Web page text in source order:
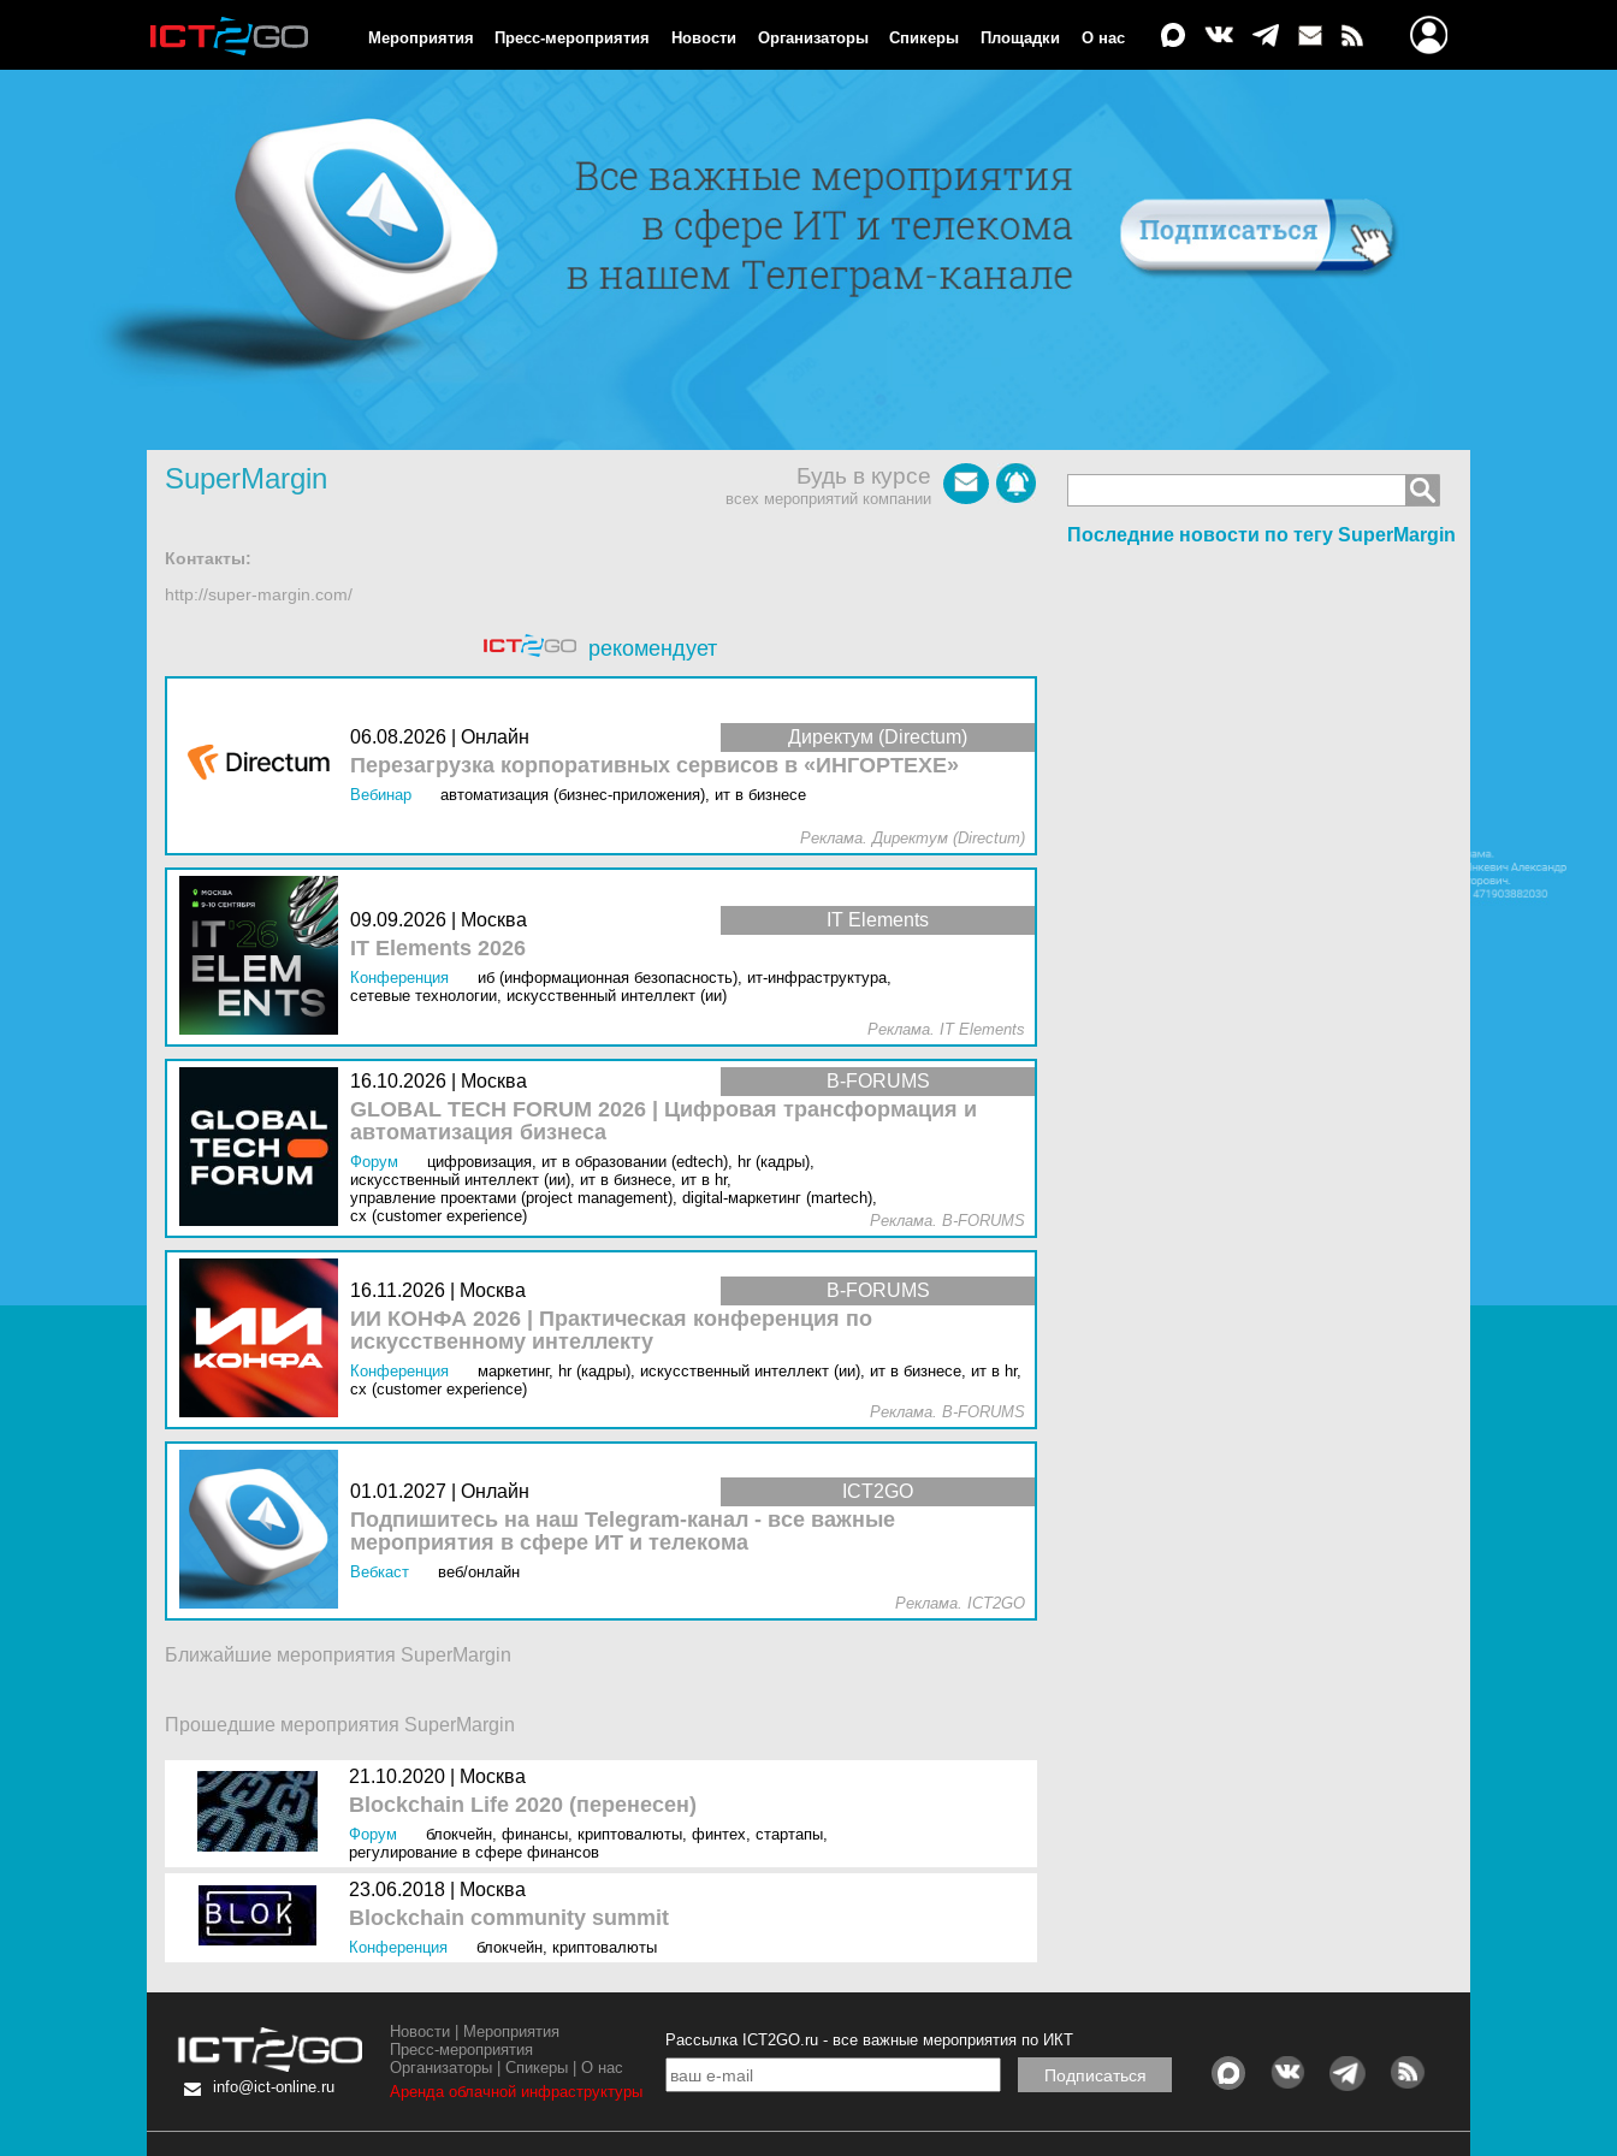
Мероприятия Пресс-мероприятия Новости Организаторы Спикеры Площадки О нас
SuperMargin Будь в курсе
всех мероприятий компании
Контакты:
http://super-margin.com/
рекомендует
Директум (Directum)
06.08.2026 | Онлайн
Перезагрузка корпоративных сервисов в «ИНГОРТЕХЕ»
Вебинар автоматизация (бизнес-приложения), ит в бизнесе
Реклама. Директум (Directum)
IT Elements
09.09.2026 | Москва
IT Elements 2026
Конференция иб (информационная безопасность), ит-инфраструктура,
сетевые технологии, искусственный интеллект (ии)
Реклама. IT Elements
B-FORUMS
16.10.2026 | Москва
GLOBAL TECH FORUM 2026 | Цифровая трансформация и
автоматизация бизнеса
Форум цифровизация, ит в образовании (edtech), hr (кадры),
искусственный интеллект (ии), ит в бизнесе, ит в hr,
управление проектами (project management), digital-маркетинг (martech),
cx (customer experience)
Реклама. B-FORUMS
B-FORUMS
16.11.2026 | Москва
ИИ КОНФА 2026 | Практическая конференция по
искусственному интеллекту
Конференция маркетинг, hr (кадры), искусственный интеллект (ии), ит в бизнесе, ит в hr,
cx (customer experience)
Реклама. B-FORUMS
ICT2GO
01.01.2027 | Онлайн
Подпишитесь на наш Telegram-канал - все важные
мероприятия в сфере ИТ и телекома
Вебкаст
веб/онлайн
Реклама. ICT2GO
Ближайшие мероприятия SuperMargin
Прошедшие мероприятия SuperMargin
21.10.2020 | Москва
Blockchain Life 2020 (перенесен)
Форум блокчейн, финансы, криптовалюты, финтех, стартапы,
регулирование в сфере финансов
23.06.2018 | Москва
Blockchain community summit
Конференция блокчейн, криптовалюты
Последние новости по тегу SuperMargin
info@ict-online.ru
Новости
Мероприятия
Пресс-мероприятия
Организаторы |Спикеры |О нас
Аренда облачной инфраструктуры
Рассылка ICT2GO.ru - все важные мероприятия по ИКТ